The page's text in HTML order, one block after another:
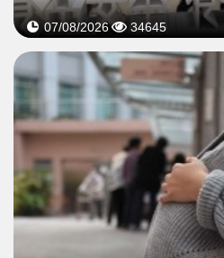
07/08/2026 34645